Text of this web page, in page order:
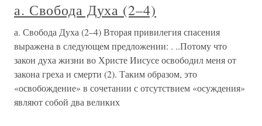
а. Свобода Духа (2–4)
а. Свобода Духа (2–4) Вторая привилегия спасения
выражена в следующем предложении: . ..Потому что
закон духа жизни во Христе Иисусе освободил меня от
закона греха и смерти (2). Таким образом, это
«освобождение» в сочетании с отсутствием «осуждения»
являют собой два великих